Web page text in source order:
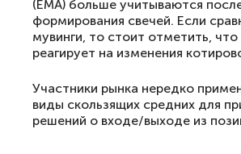
(EMA) больше учитываются
формирования свечей. Если
мувинги, то стоит отметить,
реагирует на изменения
Участники рынка нередко
виды скользящих средних для
решений о входе/выходе из